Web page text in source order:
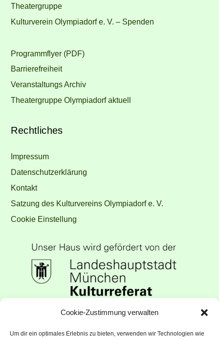
Cookie-Zustimmung verwalten
Um dir ein optimales Erlebnis zu bieten, verwenden wir Technologien wie
Theatergruppe
Kulturverein Olympiadorf e. V. – Spenden
Programmflyer (PDF)
Barrierefreiheit
Veranstaltungs Archiv
Theatergruppe Olympiadorf aktuell
Rechtliches
Impressum
Datenschutzerklärung
Kontakt
Satzung des Kulturvereins Olympiadorf e. V.
Cookie Einstellung
Unser Haus wird gefördert vom